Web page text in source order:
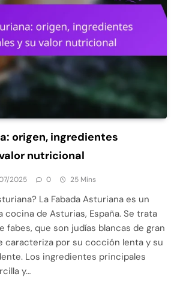
origen, ingredientes
nutricional
2025 0 25 Mins
La Fabada Asturiana es un
cocina de Asturias, España. Se trata
fabes, que son judías blancas de gran
caracteriza por su cocción lenta y su
Los ingredientes principales
y…